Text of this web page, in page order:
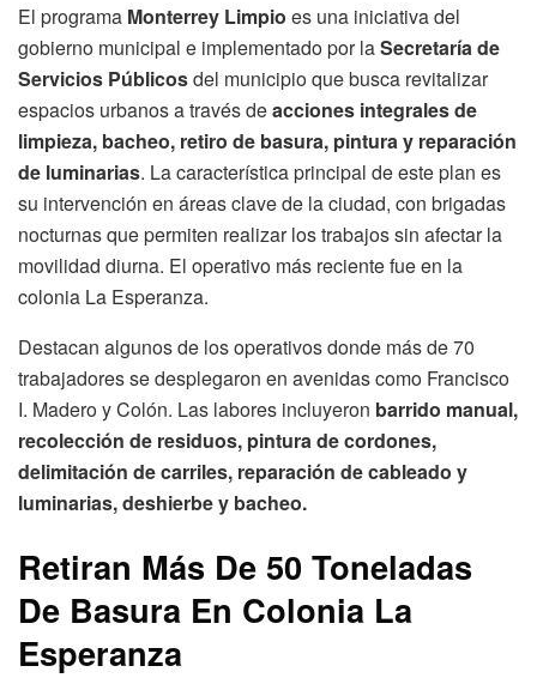
El programa Monterrey Limpio es una iniciativa del
gobierno municipal e implementado por laSecretaría de
Servicios Públicosdel municipio que busca revitalizar
espacios urbanos a través deacciones integrales de
limpieza, bacheo, retiro de basura, pintura y reparación
de luminarias. La característica principal de este plan es
su intervención en áreas clave de la ciudad, con brigadas
nocturnas que permiten realizar los trabajos sin afectar la
movilidad diurna. El operativo más reciente fue en la
colonia La Esperanza.
Destacan algunos de los operativos donde más de 70
trabajadores se desplegaron en avenidas como Francisco
I. Madero y Colón. Las labores incluyeron barrido manual,
recolección de residuos, pintura de cordones,
delimitación de carriles, reparación de cableado y
luminarias, deshierbe y bacheo.
Retiran Más De 50 Toneladas
De Basura En Colonia La
Esperanza